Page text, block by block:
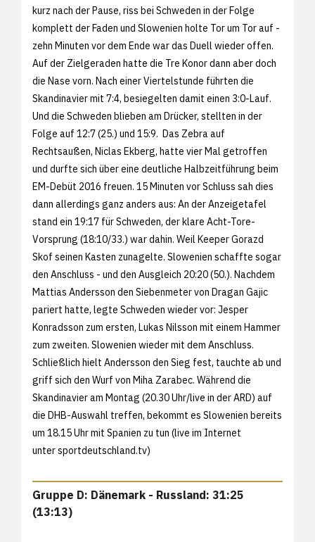
kurz nach der Pause, riss bei Schweden in der Folge
komplett der Faden und Slowenien holte Tor um Tor auf -
zehn Minuten vor dem Ende war das Duell wieder offen.
Auf der Zielgeraden hatte die Tre Konor dann aber doch
die Nase vorn. Nach einer Viertelstunde führten die
Skandinavier mit 7:4, besiegelten damit einen 3:0-Lauf.
Und die Schweden blieben am Drücker, stellten in der
Folge auf 12:7 (25.) und 15:9. Das Zebra auf
Rechtsaußen, Niclas Ekberg, hatte vier Mal getroffen
und durfte sich über eine deutliche Halbzeitführung beim
EM-Debüt 2016 freuen. 15 Minuten vor Schluss sah dies
dann allerdings ganz anders aus: An der Anzeigetafel
stand ein 19:17 für Schweden, der klare Acht-Tore-
Vorsprung (18:10/33.) war dahin. Weil Keeper Gorazd
Skof seinen Kasten zunagelte. Slowenien schaffte sogar
den Anschluss - und den Ausgleich 20:20 (50.). Nachdem
Mattias Andersson den Siebenmeter von Dragan Gajic
pariert hatte, legte Schweden wieder vor: Jesper
Konradsson zum ersten, Lukas Nilsson mit einem Hammer
zum zweiten. Slowenien wieder mit dem Anschluss.
Schließlich hielt Andersson den Sieg fest, tauchte ab und
griff sich den Wurf von Miha Zarabec. Während die
Skandinavier am Montag (20.30 Uhr/live in der ARD) auf
die DHB-Auswahl treffen, bekommt es Slowenien bereits
um 18.15 Uhr mit Spanien zu tun (live im Internet
untersportdeutschland.tv)
Gruppe D: Dänemark - Russland: 31:25
(13:13)